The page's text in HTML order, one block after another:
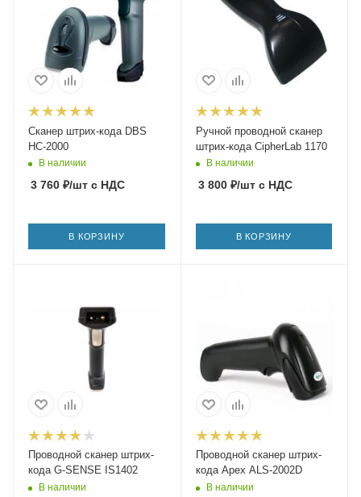
Сканер штрих-кода DBS
HC-2000
В наличии
3 760 ₽/шт с НДС
В КОРЗИНУ
Ручной проводной сканер
штрих-кода CipherLab 1170
В наличии
3 800₽/штс НДС
В КОРЗИНУ
Проводной сканер штрих-
кода G-SENSE IS1402
В наличии
Проводной сканер штрих-
кода Apex ALS-2002D
В наличии